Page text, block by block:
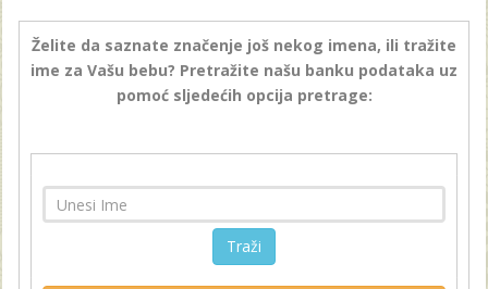
Želite da saznate značenje još nekog imena, ili tražite
ime za Vašu bebu? Pretražite našu banku podataka uz
pomoć sljedećih opcija pretrage:
Traži